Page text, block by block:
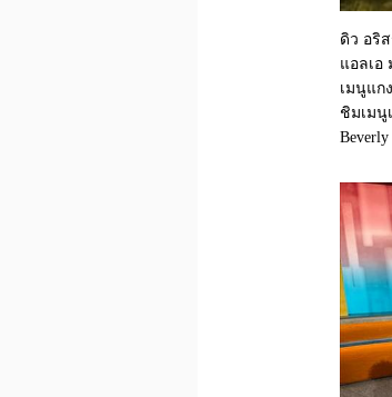
ดิว อริ
แอลเอ
เมนูแก
ชิมเมนู